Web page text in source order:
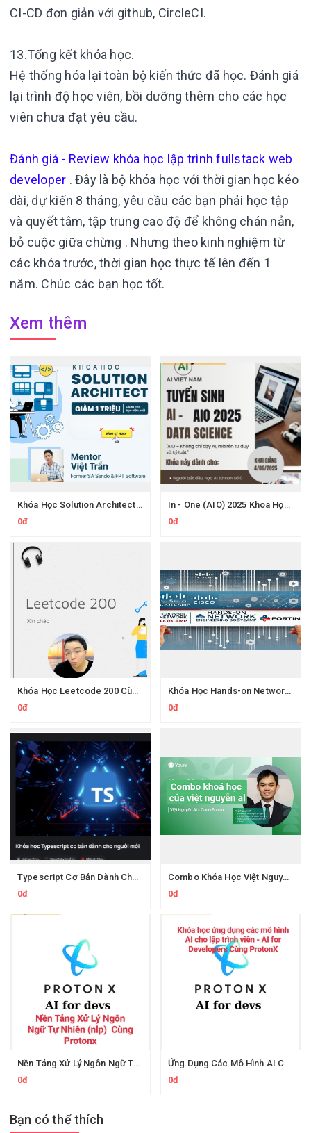
CI-CD đơn giản với github, CircleCI.
13.Tổng kết khóa học.
Hệ thống hóa lại toàn bộ kiến thức đã học. Đánh giá
lại trình độ học viên, bồi dưỡng thêm cho các học
viên chưa đạt yêu cầu.
Đánh giá - Review khóa học lập trình fullstack web
developer . Đây là bộ khóa học với thời gian học kéo
dài, dự kiến 8 tháng, yêu cầu các bạn phải học tập
và quyết tâm, tập trung cao độ để không chán nản,
bỏ cuộc giữa chừng . Nhưng theo kinh nghiệm từ
các khóa trước, thời gian học thực tế lên đến 1
năm. Chúc các bạn học tốt.
Xem thêm
Khóa Học Solution Architect 200Lab – Thiết Kế Hệ Thống Microservices & System Design
0đ
In - One (AIO) 2025 Khoa Học Dữ Liệu Và Trí Tuệ Nhân Tạo Mới Nhất
0đ
Khóa Học Leetcode 200 Cùng Protonx Luyện thuật toán với chuyên gia
0đ
Khóa Học Hands-on Network Engineering CCNA Thực Chiến Kỹ Sư Mạng
0đ
Typescript Cơ Bản Dành Cho Người Mới Cùng Evondev
0đ
Combo Khóa Học Việt Nguyễn AI
0đ
Nền Tảng Xử Lý Ngôn Ngữ Tự Nhiên Cùng Protonx
0đ
Ứng Dụng Các Mô Hình AI Cho Lập Trình Viên Cùng ProtonX
0đ
Bạn có thể thích